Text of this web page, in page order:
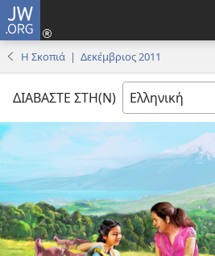
JW.ORG
Η Σκοπιά | Δεκέμβριος 2011
ΔΙΑΒΑΣΤΕ ΣΤΗ(Ν)